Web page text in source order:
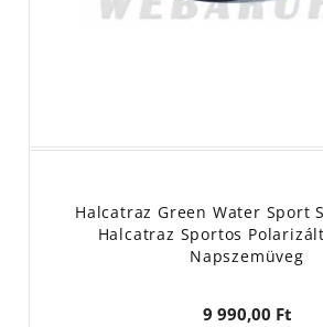
Halcatraz Green Water Sport
Halcatraz Sportos
Napszemüveg
9 990,00 Ft